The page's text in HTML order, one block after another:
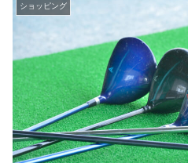
ショッピング